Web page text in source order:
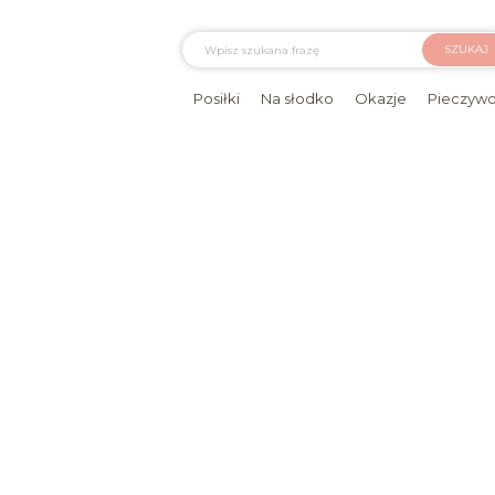
SZUKAJ
Posiłki Na słodko Okazje